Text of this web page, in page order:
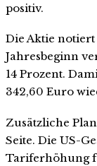
positiv.
Die Aktie notiert
Jahresbeginn
14 Prozent.
342,60 Euro
Zusätzliche
Seite. Die US-
Tariferhöhung